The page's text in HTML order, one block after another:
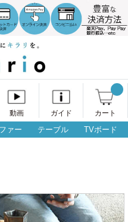
動画 ガイド カート
ァー テーブル TVボード